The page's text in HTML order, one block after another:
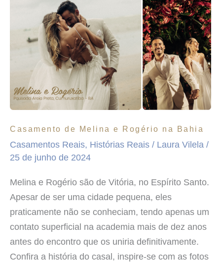
Casamento de Melina e Rogério na Bahia
Casamentos Reais, Histórias Reais / Laura Vilela /
25 de junho de 2024
Melina e Rogério são de Vitória, no Espírito Santo.
Apesar de ser uma cidade pequena, eles
praticamente não se conheciam, tendo apenas um
contato superficial na academia mais de dez anos
antes do encontro que os uniria definitivamente.
Confira a história do casal, inspire-se com as fotos
Melina
Bahia